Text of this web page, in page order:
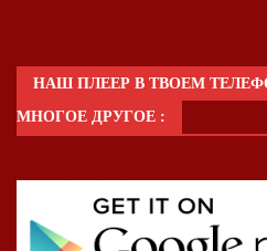
НАШ ПЛЕЕР В ТВОЕМ
МНОГОЕ ДРУГОЕ :